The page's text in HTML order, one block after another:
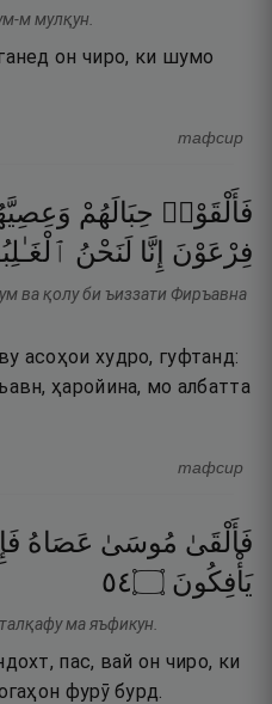
м мулқун.
он чиро, ки шумо
тафсир
فَأَلْقَوْا۟ حِبَالَهُمْ
فِرْعَوْنَ إِنَّا لَنَحْنُ
ва қолу би ъиззати Фиръавна
асоҳои худро, гуфтанд:
ҳаройина, мо албатта
тафсир
فَأَلْقَىٰ مُوسَىٰ عَصَاهُ
يَأْفِكُونَ ۝٤٥
ма яъфикун.
пас, вай он чиро, ки
фурӯ бурд.